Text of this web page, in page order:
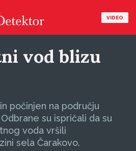
VIDEO
vod blizu
počinjen na području
su ispričali da su
voda vršili
sela Čarakovo.